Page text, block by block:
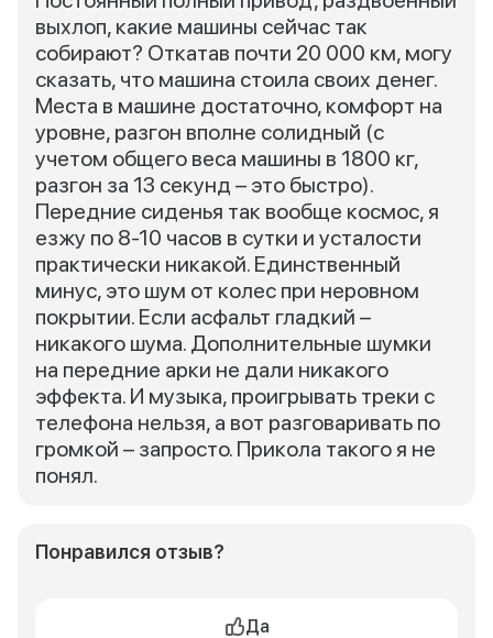
выхлоп, какие машины сейчас так
собирают? Откатав почти 20 000 км, могу
сказать, что машина стоила своих денег.
Места в машине достаточно, комфорт на
уровне, разгон вполне солидный (с
учетом общего веса машины в 1800 кг,
разгон за 13 секунд – это быстро).
Передние сиденья так вообще космос, я
езжу по 8-10 часов в сутки и усталости
практически никакой. Единственный
минус, это шум от колес при неровном
покрытии. Если асфальт гладкий –
никакого шума. Дополнительные шумки
на передние арки не дали никакого
эффекта. И музыка, проигрывать треки с
телефона нельзя, а вот разговаривать по
громкой – запросто. Прикола такого я не
понял.
Понравился отзыв?
Да